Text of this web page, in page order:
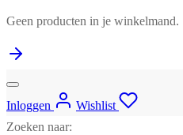
Geen producten in je winkelmand.
Inloggen
Wishlist
Zoeken naar: